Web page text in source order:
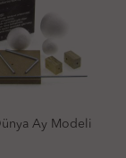
Ay Modeli